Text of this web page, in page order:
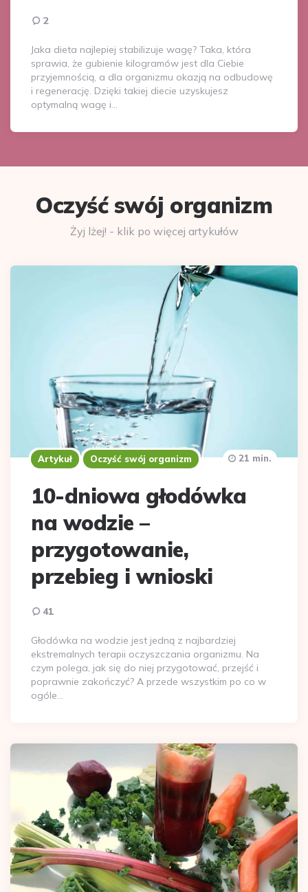
2
Jaka dieta najlepiej stabilizuje wagę? Taka, która
sprawia, że gubienie kilogramów jest dla Ciebie
przyjemnością, a dla organizmu okazją na odbudowę
i regenerację. Dzięki takiej diecie uzyskujesz
optymalną wagę i…
Oczyść swój organizm
Żyj lżej! - klik po więcej artykułów
Artykuł Oczyść swój organizm
10-dniowa głodówka
na wodzie –
przygotowanie,
przebieg i wnioski
41
21 min.
Głodówka na wodzie jest jedną z najbardziej
ekstremalnych terapii oczyszczania organizmu. Na
czym polega, jak się do niej przygotować, przejść i
poprawnie zakończyć? A przede wszystkim po co w
ogóle…